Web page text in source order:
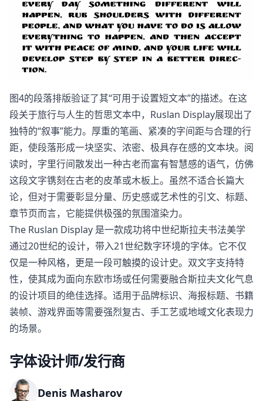
图4的段落排版验证了其“可用于设置短文本”的描述。在这
段关于旅行与人生的哲思文本中，Ruslan Display展现出了
独特的“叙事”能力。厚重的笔画、紧凑的字间距与合理的行
距，使段落形成一块坚实、浓密、极具存在感的文本块。阅
读时，字里行间散发出一种古老而富有智慧感的语气，仿佛
这段文字镌刻在古老的皮革或木板上。虽然不适合长篇大
论，但对于需要彰显分量、历史感或艺术性的引文、标题、
章节页而言，它能提供极强的氛围渲染力。
The Ruslan Display 是一款成功将中世纪斯拉夫书法美学
通过20世纪的设计，带入21世纪数字环境的字体。它不仅
仅是一种风格，更是一段可触摸的设计史。双文字支持特
性，使其成为面向东欧市场或任何需要融合斯拉夫文化气息
的设计项目的绝佳选择。适用于品牌标识、海报标题、书籍
装帧、游戏界面等需要强烈复古、手工艺或地域文化表现力
的场景。
字体设计师/发行商
Denis Masharov